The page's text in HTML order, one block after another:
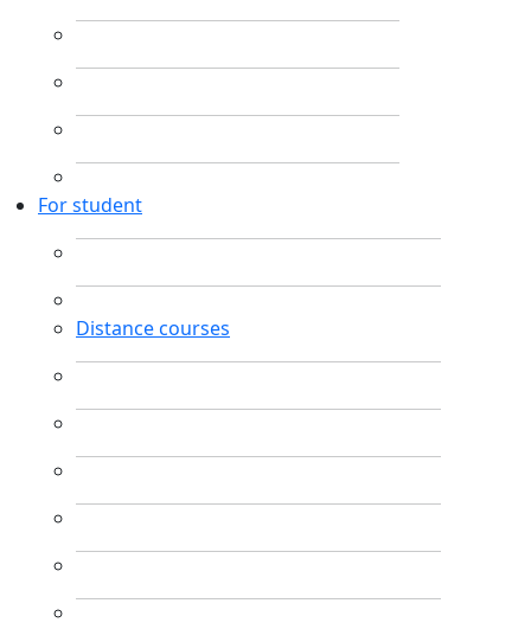
For student
Distance courses